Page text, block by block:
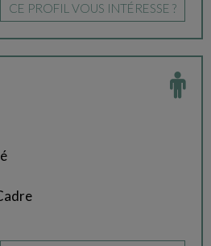
CE PROFIL VOUS INTÉRESSE ?